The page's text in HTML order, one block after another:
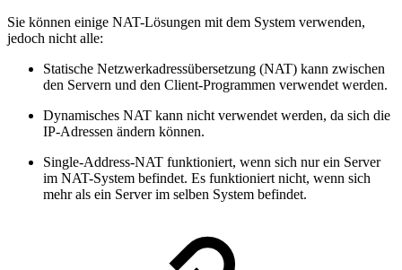
Sie können einige NAT-Lösungen mit dem System verwenden,
jedoch nicht alle:
Statische Netzwerkadressübersetzung (NAT) kann zwischen
den Servern und den Client-Programmen verwendet werden.
Dynamisches NAT kann nicht verwendet werden, da sich die
IP-Adressen ändern können.
Single-Address-NAT funktioniert, wenn sich nur ein Server
im NAT-System befindet. Es funktioniert nicht, wenn sich
mehr als ein Server im selben System befindet.